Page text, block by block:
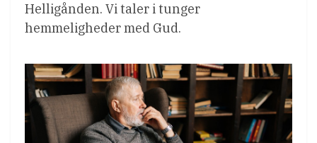
Helligånden. Vi taler i tunger
hemmeligheder med Gud.